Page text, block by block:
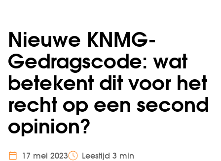
Nieuwe KNMG-
Gedragscode: wat
betekent dit voor het
recht op een second
opinion?
17 mei 2023 Leestijd 3 min